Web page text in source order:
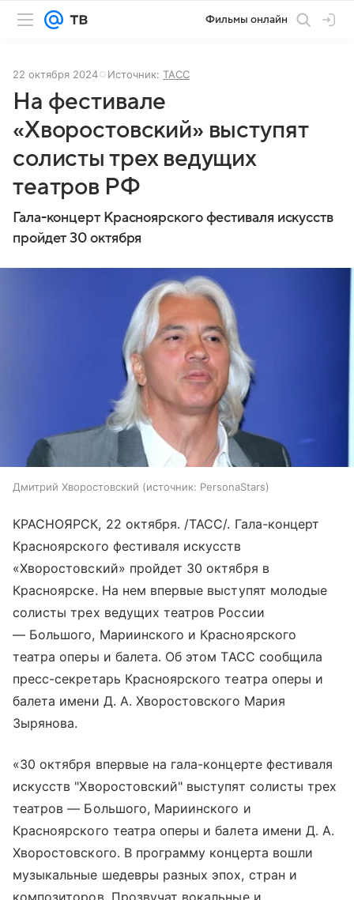
Фильмы онлайн
22 октября 2024 Источник: ТАСС
На фестивале
«Хворостовский» выступят
солисты трех ведущих
театров РФ
Гала-концерт Красноярского фестиваля искусств
пройдет 30 октября
Дмитрий Хворостовский источник: PersonaStars
КРАСНОЯРСК, 22 октября. /ТАСС/. Гала-концерт
Красноярского фестиваля искусств
«Хворостовский» пройдет 30 октября в
Красноярске. На нем впервые выступят молодые
солисты трех ведущих театров России
— Большого, Мариинского и Красноярского
театра оперы и балета. Об этом ТАСС сообщила
пресс-секретарь Красноярского театра оперы и
балета имени Д. А. Хворостовского Мария
Зырянова.
«30 октября впервые на гала-концерте фестиваля
искусств "Хворостовский" выступят солисты трех
театров — Большого, Мариинского и
Красноярского театра оперы и балета имени Д. А.
Хворостовского. В программу концерта вошли
музыкальные шедевры разных эпох, стран и
композиторов. Прозвучат вокальные и